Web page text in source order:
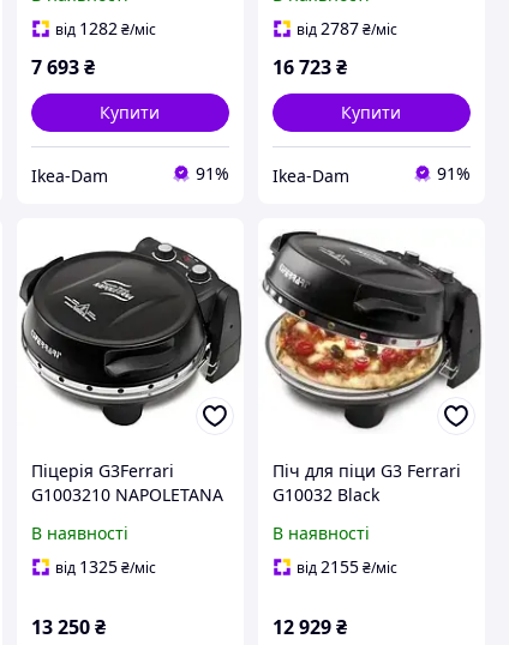
Сріблястий
від 1282 ₴/міс
7 693 ₴
Купити
Ikea-Dam 91%
від2787₴/міс
16 723₴
Купити
Ikea-Dam 91%
Піцерія G3Ferrari
G1003210 NAPOLETANA
В наявності
від 1325 ₴/міс
13 250 ₴
Піч для піци G3 Ferrari
G10032 Black
В наявності
від2155₴/міс
12 929₴